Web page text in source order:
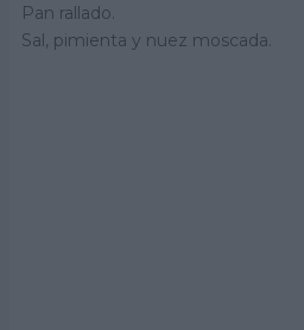
Pan rallado.
Sal, pimienta y nuez moscada.